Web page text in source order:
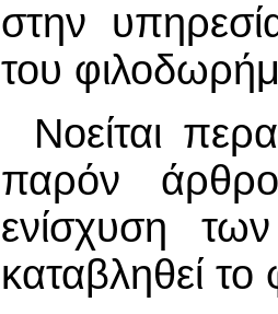
στην
του
Νοείται
παρόν
ενίσχυση
καταβληθεί